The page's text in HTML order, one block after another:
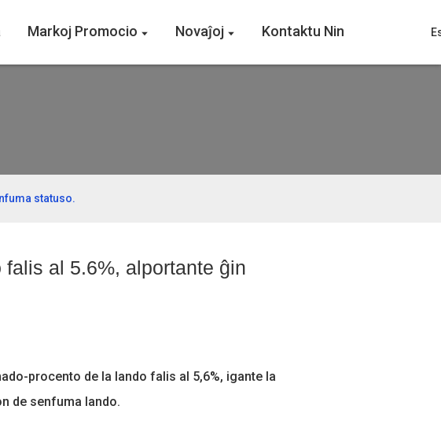
Markoj Promocio Novaĵoj Kontaktu Nin
statuso.
al 5.6%, alportante ĝin
procento de la lando falis al 5,6%, igante la
de senfuma lando.